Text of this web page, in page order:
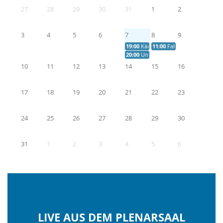
27
28 29 30 31 1 2
3 4 5 6 7 8 9
19:00 Kärwauftakt in Weinzierlein
11:00 Fahrzeugweihe und
20:00 Unterfarrnbacher Kirchweih
10 11 12 13 14 15 16
17 18 19 20 21 22 23
24 25 26 27 28 29 30
31 1 2 3 4 5 6
LIVE AUS DEM PLENARSAAL